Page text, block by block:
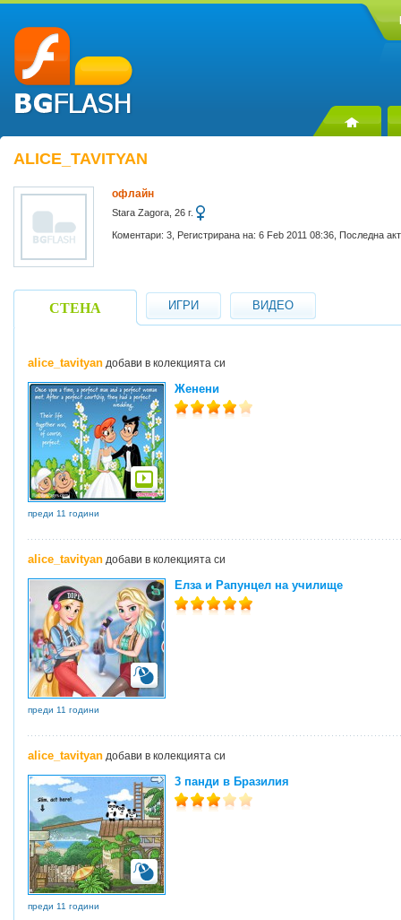
ALICE_TAVITYAN
офлайн
Stara Zagora, 26 г.
Коментари: 3, Регистрирана на: 6 Feb 2011 08:36, Последна
СТЕНА ИГРИ ВИДЕО
alice_tavityan добави в колекцията си
Женени
преди 11 години
alice_tavityan добави в колекцията си
Елза и Рапунцел на училище
преди 11 години
alice_tavityan добави в колекцията си
3 панди в Бразилия
преди 11 години